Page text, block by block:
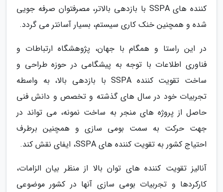
کننده­ های SSPA با بازدهی بالاتر، مصرفتوان صرفه­ جویی
شده و همچنین خنک­ کاری سیستم، بسیار آسان­تر می گردد.
در این راستا و همگام با جهان، پژوهشگاه ارتباطات و
فناوری اطلاعات با توجه به پیشگامی در حوزه طراحی و
ساخت تقویت کننده SSPA با بازدهی بالا، به واسطه
تجربیات خود در سال های گذشته و تخصص و دانش فنی
حاصل از پروژه های منجر به ساخت نمونه، می­ تواند در
جهت حرکت به سمت بومی­ سازی و همچنین برطرف
احتیاج کشور به تقویت­ کننده­ های SSPA، ایفای نقش کند.
آنالیز تقویت کننده های توان بالا از منظر بیان الزامات،
کارکردها و تجربیات بومی سازی آنها در کشور موضوعی